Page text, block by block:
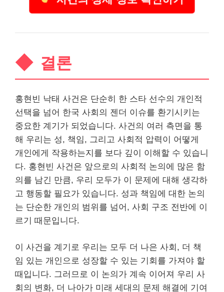
결론
홍현빈 낙태 사건은 단순히 한 스타 선수의 개인적
선택을 넘어 한국 사회의 젠더 이슈를 환기시키는
중요한 계기가 되었습니다. 사건의 여러 측면을 통
해 우리는 성, 책임, 그리고 사회적 압력이 어떻게
개인에게 작용하는지를 보다 깊이 이해할 수 있습니
다. 홍현빈 사건은 앞으로의 사회적 논의에 많은 함
의를 남긴 만큼, 우리 모두가 이 문제에 대해 생각하
고 행동할 필요가 있습니다. 성과 책임에 대한 논의
는 단순한 개인의 범위를 넘어, 사회 구조 전반에 이
르기 때문입니다.
이 사건을 계기로 우리는 모두 더 나은 사회, 더 책
임 있는 개인으로 성장할 수 있는 기회를 가져야 할
때입니다. 그러므로 이 논의가 계속 이어져 우리 사
회의 변화, 더 나아가 미래 세대의 문제 해결에 기여